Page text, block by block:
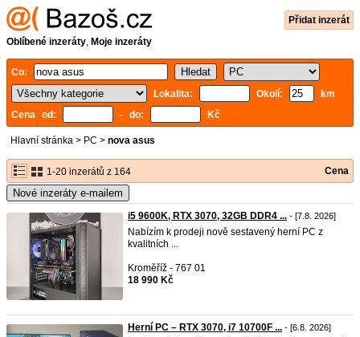
Přidat inzerát
Oblíbené inzeráty, Moje inzeráty
Co:
Lokalita:
Okolí:
km
Cena od:
- do: Kč
Hlavní stránka > PC > nova asus
1-20 inzerátů z 164 Cena
Nové inzeráty e-mailem
i5 9600K, RTX 3070, 32GB DDR4 ... - [7.8. 2026]
Nabízím k prodeji nově sestavený herní PC z
kvalitních ...
Kroměříž - 767 01
18 990 Kč
Herní PC – RTX 3070, i7 10700F ... - [6.8. 2026]